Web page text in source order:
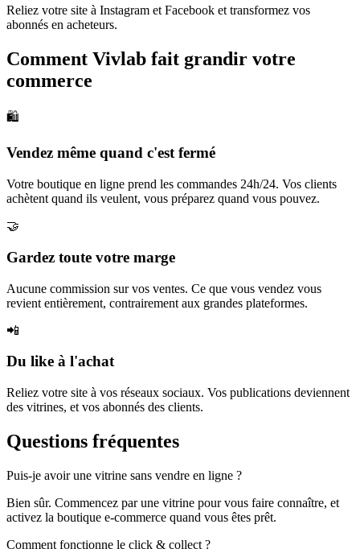
Reliez votre site à Instagram et Facebook et transformez vos
abonnés en acheteurs.
Comment Vivlab fait grandir votre
commerce
🛍️
Vendez même quand c'est fermé
Votre boutique en ligne prend les commandes 24h/24. Vos clients
achètent quand ils veulent, vous préparez quand vous pouvez.
🤝
Gardez toute votre marge
Aucune commission sur vos ventes. Ce que vous vendez vous
revient entièrement, contrairement aux grandes plateformes.
📲
Du like à l'achat
Reliez votre site à vos réseaux sociaux. Vos publications deviennent
des vitrines, et vos abonnés des clients.
Questions fréquentes
Puis-je avoir une vitrine sans vendre en ligne ?
Bien sûr. Commencez par une vitrine pour vous faire connaître, et
activez la boutique e-commerce quand vous êtes prêt.
Comment fonctionne le click & collect ?